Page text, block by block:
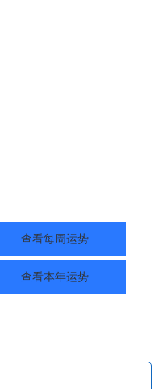
查看每周运势
查看本年运势